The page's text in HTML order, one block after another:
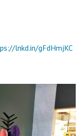
lnkd.in/gFdHmjKC